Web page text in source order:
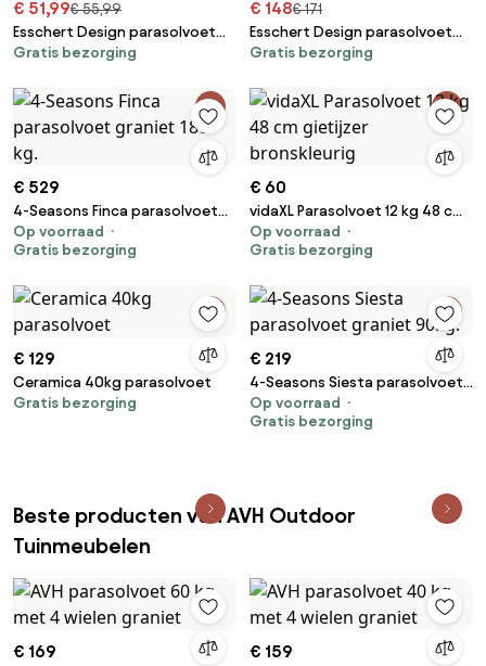
€ 51,99€ 55,99
Esschert Design parasolvoet
granito lichtgrijs S - LxBxH:
Gratis bezorging
€ 148€ 171
Esschert Design parasolvoet
granito donkergrijs M - LxBxH:
Gratis bezorging
€ 529
4-Seasons Finca parasolvoet
graniet 180 kg.
Op voorraad
Gratis bezorging
€ 60
vidaXL Parasolvoet 12 kg 48 cm
gietijzer bronskleurig
Op voorraad
Gratis bezorging
€ 129
Ceramica 40kg parasolvoet
Gratis bezorging
€ 219
4-Seasons Siesta parasolvoet
graniet 90kg.
Op voorraad
Gratis bezorging
Beste producten van AVH Outdoor
Tuinmeubelen
€ 169 € 159